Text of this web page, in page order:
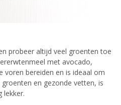
probeer altijd veel groenten toe
met avocado,
bereiden en is ideaal om
en gezonde vetten, is
lekker.